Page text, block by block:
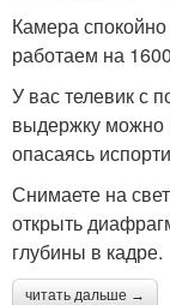
Камера
работаем на
У вас телевик с
выдержку можно
опасаясь
Снимаете на
открыть
глубины в кадре.
читать дальше →